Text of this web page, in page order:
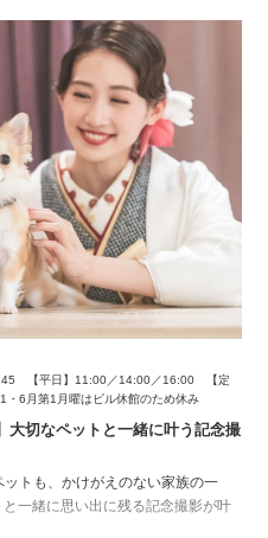
【平日】11:00／14:00／16:00 【定
6月第1月曜はビル休館のため休み
大切なペットと一緒に叶う記念撮
トも、かけがえのない家族の一
一緒に思い出に残る記念撮影が叶